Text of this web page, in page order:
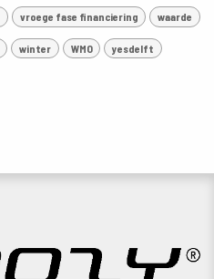
vroege fase financiering waarde
winter WMO yesdelft